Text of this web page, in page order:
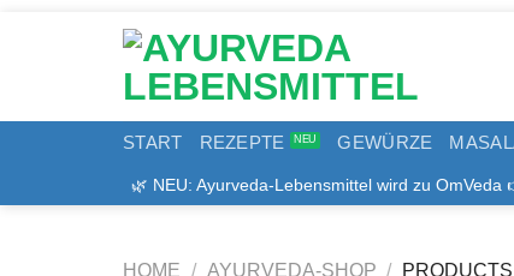
START REZEPTE GEWÜRZE
🌿 NEU: Ayurveda-Lebensmittel wird zu
HOME / AYURVEDA-SHOP /